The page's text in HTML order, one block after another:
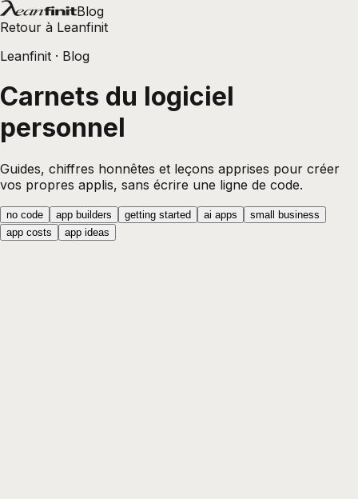
Blog
Retour à Leanfinit
Leanfinit · Blog
Carnets du logiciel
personnel
Guides, chiffres honnêtes et leçons apprises pour créer
vos propres applis, sans écrire une ligne de code.
no code app builders getting started ai apps
small business
app costs
app ideas